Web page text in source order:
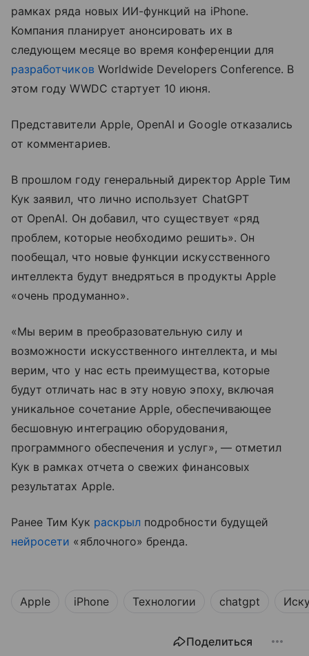
рамках ряда новых ИИ-функций на iPhone.
Компания планирует анонсировать их в
следующем месяце во время конференции для
разработчиков Worldwide Developers Conference. В
этом году WWDC стартует 10 июня.
Представители Apple, OpenAI и Google отказались
от комментариев.
В прошлом году генеральный директор Apple Тим
Кук заявил, что лично использует ChatGPT
от OpenAI. Он добавил, что существует «ряд
проблем, которые необходимо решить». Он
пообещал, что новые функции искусственного
интеллекта будут внедряться в продукты Apple
«очень продуманно».
«Мы верим в преобразовательную силу и
возможности искусственного интеллекта, и мы
верим, что у нас есть преимущества, которые
будут отличать нас в эту новую эпоху, включая
уникальное сочетание Apple, обеспечивающее
бесшовную интеграцию оборудования,
программного обеспечения и услуг», — отметил
Кук в рамках отчета о свежих финансовых
результатах Apple.
Ранее Тим Кук раскрыл подробности будущей
нейросети «яблочного» бренда.
Apple iPhone Технологии chatgpt
Поделиться